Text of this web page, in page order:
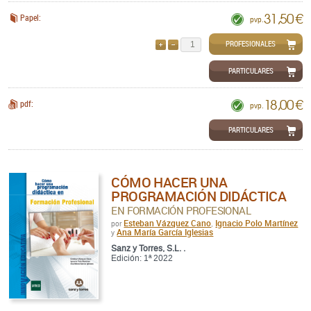
Papel: pvp. 31,50 €
QUITARPROFESIONALES
PARTICULARES
pdf: pvp. 18,00 €
PARTICULARES
CÓMO HACER UNA
PROGRAMACIÓN DIDÁCTICA
EN FORMACIÓN PROFESIONAL
por Esteban Vázquez Cano Ignacio Polo Martínez
yAna María García Iglesias
Sanz y Torres, S.L. .
Edición: 1ª 2022